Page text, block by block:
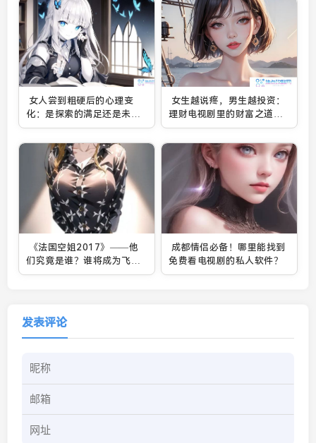
女人尝到粗硬后的心理变
化：是探索的满足还是未知
的挑战？
女生越说疼，男生越投资：
理财电视剧里的财富之道，
你准备好了吗？
《法国空姐2017》——他
们究竟是谁？谁将成为飞行
之旅中的亮点角色？
成都情侣必备！哪里能找到
免费看电视剧的私人软件？
发表评论